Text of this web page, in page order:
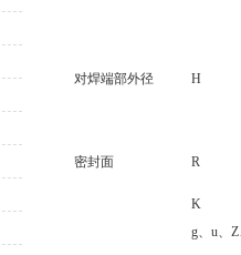
对焊端部外径 H
密封面 R
K
g、u、